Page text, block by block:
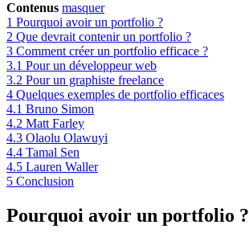
Contenus masquer
1 Pourquoi avoir un portfolio ?
2 Que devrait contenir un portfolio ?
3 Comment créer un portfolio efficace ?
3.1 Pour un développeur web
3.2 Pour un graphiste freelance
4 Quelques exemples de portfolio efficaces
4.1 Bruno Simon
4.2 Matt Farley
4.3 Olaolu Olawuyi
4.4 Tamal Sen
4.5 Lauren Waller
5 Conclusion
Pourquoi avoir un portfolio ?